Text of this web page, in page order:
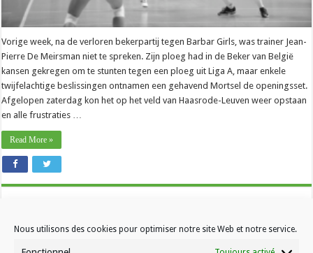
Nous utilisons des cookies pour optimiser notre site Web et notre service.
Vorige week, na de verloren bekerpartij tegen Barbar Girls, was trainer Jean-
Pierre De Meirsman niet te spreken. Zijn ploeg had in de Beker van België
kansen gekregen om te stunten tegen een ploeg uit Liga A, maar enkele
twijfelachtige beslissingen ontnamen een gehavend Mortsel de openingsset.
Afgelopen zaterdag kon het op het veld van Haasrode-Leuven weer opstaan
en alle frustraties …
Read More »